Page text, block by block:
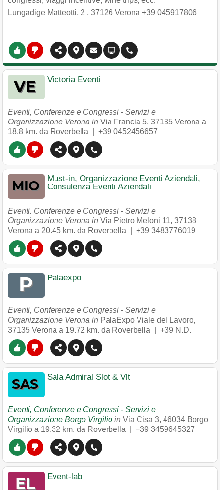
Lungadige Matteotti, 2 , 37126 Verona +39 045917806
Victoria Eventi
Eventi, Conferenze e Congressi - Servizi e
Organizzazione Verona in Via Francia 5, 37135 Verona a
18.8 km. da Roverbella | +39 0452456657
Must-in, Organizzazione Eventi Aziendali,
Consulenza Eventi Aziendali
Eventi, Conferenze e Congressi - Servizi e
Organizzazione Verona in Via Pietro Meloni 11, 37138
Verona a 20.45 km. da Roverbella | +39 3483776019
Palaexpo
Eventi, Conferenze e Congressi - Servizi e
Organizzazione Verona in PalaExpo Viale del Lavoro,
37135 Verona a 19.72 km. da Roverbella | +39 N.D.
Sala Admiral Slot & Vlt
Eventi, Conferenze e Congressi - Servizi e
Organizzazione Borgo Virgilio in Via Cisa 3, 46034 Borgo
Virgilio a 19.32 km. da Roverbella | +39 3459645327
Event-lab